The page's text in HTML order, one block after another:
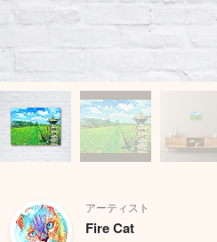
アーティスト
Fire Cat